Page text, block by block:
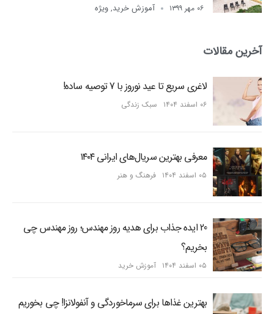
۰۶ مهر ۱۳۹۹ آموزش خرید, ویژه
آخرین مقالات
لاغری سریع تا عید نوروز با 7 توصیه ساده!
۰۶ اسفند ۱۴۰۴ سبک زندگی
معرفی بهترین سریال‌های ایرانی ۱۴۰۴
۰۵ اسفند ۱۴۰۴ فرهنگ و هنر
20 ایده جذاب برای هدیه روز مهندس؛ روز مهندس چی
بخریم؟
۰۵ اسفند ۱۴۰۴ آموزش خرید
بهترین غذاها برای سرماخوردگی و آنفولانزا! چی بخوریم